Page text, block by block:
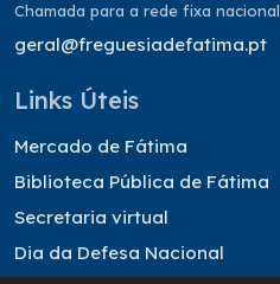
Chamada para a rede fixa nacional
geral@freguesiadefatima.pt
Links Úteis
Mercado de Fátima
Biblioteca Pública de Fátima
Secretaria virtual
Dia da Defesa Nacional